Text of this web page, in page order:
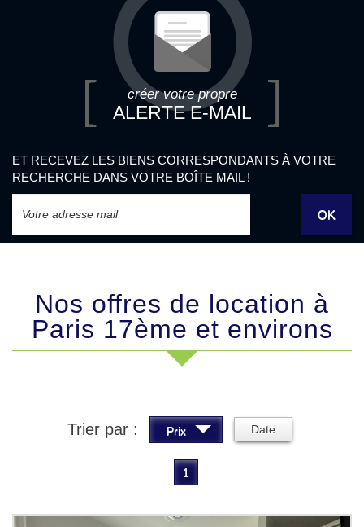
créer votre propre
ALERTE E-MAIL
ET RECEVEZ LES BIENS CORRESPONDANTS À VOTRE
RECHERCHE DANS VOTRE BOÎTE MAIL !
OK
Nos offres de location à
Paris 17ème et environs
Trier par : Prix Date
1